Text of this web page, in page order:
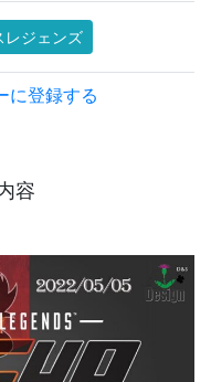
レジェンズ
に登録する
容